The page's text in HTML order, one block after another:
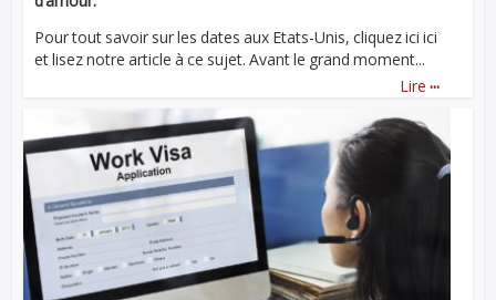
Pour tout savoir sur les dates aux Etats-Unis, cliquez ici ici
et lisez notre article à ce sujet. Avant le grand moment...
Lire ...